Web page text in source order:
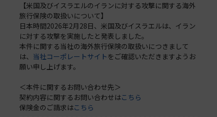
【米国及びイスラエルのイランに対する攻撃に関する海外
旅行保険の取扱いについて】
日本時間2026年2月28日、米国及びイスラエルは、イラン
に対する攻撃を実施したと発表しました。
本件に関する当社の海外旅行保険の取扱いにつきまして
は、 当社コーポレートサイトをご確認いただきますようお
願い申し上げます。
＜本件に関するお問い合わせ先＞
契約内容に関するお問い合わせはこちら
保険金のご請求はこちら